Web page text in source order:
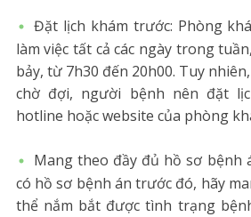
Đặt lịch khám trước: Phòng
làm việc tất cả các ngày trong
bảy, từ 7h30 đến 20h00. Tuy
chờ đợi, người bệnh nên đặt
hotline hoặc website của phòng
Mang theo đầy đủ hồ sơ bệnh
có hồ sơ bệnh án trước đó, hãy
thể nắm bắt được tình trạng